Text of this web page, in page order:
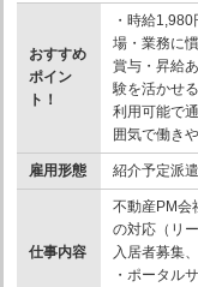
おすすめ
ポイン
ト！
・時給
場・業務に
賞与・昇給
験を活かせ
利用可能で
囲気で働き
雇用形態 紹介予定派遣
仕事内容
不動産PM会
の対応（リ
入居者募集
・ポータル